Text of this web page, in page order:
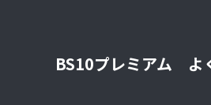
BS10プレミアム よ